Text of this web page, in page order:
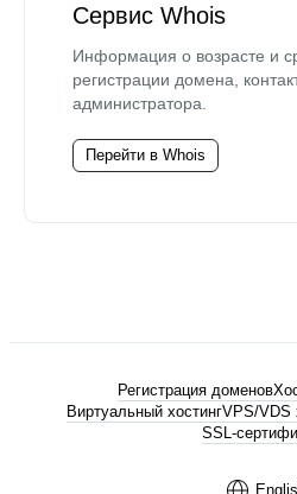
Сервис Whois
Информация о возрасте и
регистрации домена,
администратора.
Перейти в Whois
Регистрация доменов
Виртуальный хостингVPS/VDS
SSL-